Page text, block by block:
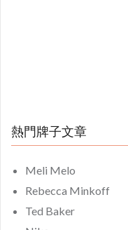
熱門牌子文章
Meli Melo
Rebecca Minkoff
Ted Baker